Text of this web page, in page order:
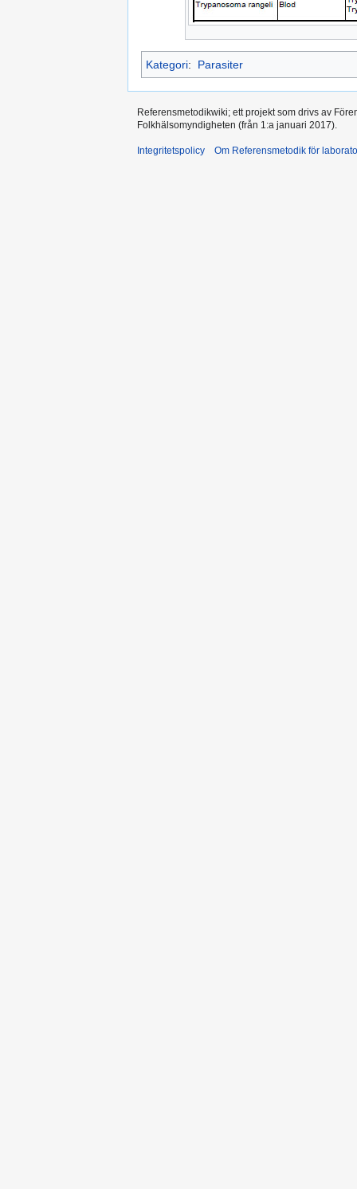
Kategori: Parasiter
Referensmetodikwiki; ett projekt som drivs av
Folkhälsomyndigheten (från 1:a januari 2017).
Integritetspolicy Om Referensmetodik för